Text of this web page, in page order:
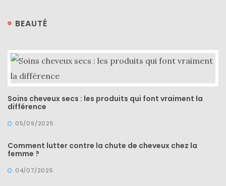
(54)
et
(27)
Revues
(70)
Lifestyle
BEAUTÉ
Soins cheveux secs : les produits qui font vraiment la
différence
05/09/2025
Comment lutter contre la chute de cheveux chez la
femme ?
04/07/2025